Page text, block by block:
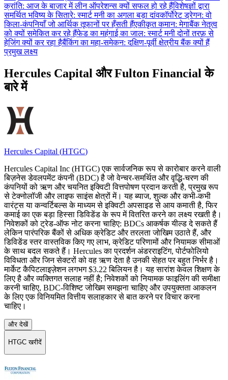
क्रांति: आज के बाज़ार में लीन ऑपरेशन्स क्यों सफल हो रहे हैंविशेषज्ञों द्वारा
समर्थित भविष्य के सितारे: स्मार्ट मनी का अगला बड़ा दांवकॉर्पोरेट ड्रेगन: वो
किला-कंपनियाँ जो आर्थिक तूफानों पर हँसती हैंएकीकृत कमान: मेगाबैंक नेतृत्व
को क्यों समेकित कर रहे हैंफेड का महंगाई का जाल: स्मार्ट मनी दोनों तरफ़ से
हेजिंग क्यों कर रहा हैबैंकिंग का महा-समेकन: दक्षिण-पूर्वी क्षेत्रीय बैंक क्यों हैं
प्रमुख लक्ष्य
Hercules Capital और Fulton Financial के
बारे में
Hercules Capital (HTGC)
Hercules Capital Inc (HTGC) एक सार्वजनिक रूप से कारोबार करने वाली
बिज़नेस डेवलपमेंट कंपनी (BDC) है जो वेन्चर-समर्थित और वृद्धि-चरण की
कंपनियों को ऋण और चयनित इक्विटी वित्तपोषण प्रदान करती है, प्रमुख रूप
से टेक्नोलॉजी और लाइफ साइंस क्षेत्रों में। यह ब्याज, शुल्क और कभी-कभी
वारंट्स या कन्वर्टिबल्स के माध्यम से इक्विटी अपसाइड से आय कमाती है, फिर
कमाई का एक बड़ा हिस्सा डिविडेंड के रूप में वितरित करने का लक्ष्य रखती है।
निवेशकों को ट्रेड-ऑफ नोट करना चाहिए: BDCs आकर्षक यील्ड दे सकते हैं
लेकिन पारंपरिक बैंकों से अधिक क्रेडिट और तरलता जोखिम उठाते हैं, और
डिविडेंड स्तर वास्तविक किए गए लाभ, क्रेडिट परिणामों और नियामक सीमाओं
के साथ बदल सकते हैं। Hercules का प्रदर्शन अंडरराइटिंग, पोर्टफोलियो
विविधता और जिन सेक्टरों को वह ऋण देता है उनकी सेहत पर बहुत निर्भर है।
मार्केट कैपिटलाइज़ेशन लगभग $3.22 बिलियन है। यह सारांश केवल शिक्षण के
लिए है और व्यक्तिगत सलाह नहीं है; निवेशकों को नियामक फाइलिंग की समीक्षा
करनी चाहिए, BDC-विशिष्ट जोखिम समझना चाहिए और उपयुक्तता आकलन
के लिए एक विनियमित वित्तीय सलाहकार से बात करने पर विचार करना
चाहिए।
और देखें
HTGC खरीदें